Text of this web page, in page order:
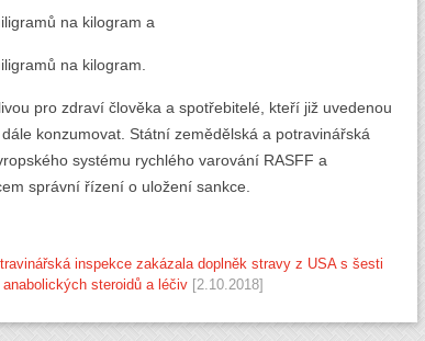
na kilogram a
na kilogram.
pro zdraví člověka a spotřebitelé, kteří již uvedenou
konzumovat. Státní zemědělská a potravinářská
systému rychlého varování RASFF a
správní řízení o uložení sankce.
inspekce zakázala doplněk stravy z USA s šesti
steroidů a léčiv [2.10.2018]